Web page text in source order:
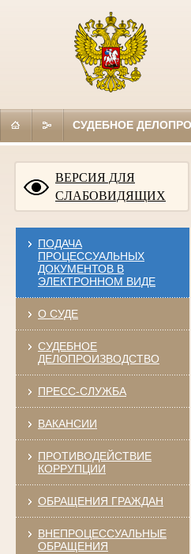
СУДЕБНОЕ
ВЕРСИЯ ДЛЯ
СЛАБОВИДЯЩИХ
ПОДАЧА
ПРОЦЕССУАЛЬНЫХ
ДОКУМЕНТОВ В
ЭЛЕКТРОННОМ ВИДЕ
О СУДЕ
СУДЕБНОЕ
ДЕЛОПРОИЗВОДСТВО
ПРЕСС-СЛУЖБА
ВАКАНСИИ
ПРОТИВОДЕЙСТВИЕ
КОРРУПЦИИ
ОБРАЩЕНИЯ ГРАЖДАН
ВНЕПРОЦЕССУАЛЬНЫЕ
ОБРАЩЕНИЯ